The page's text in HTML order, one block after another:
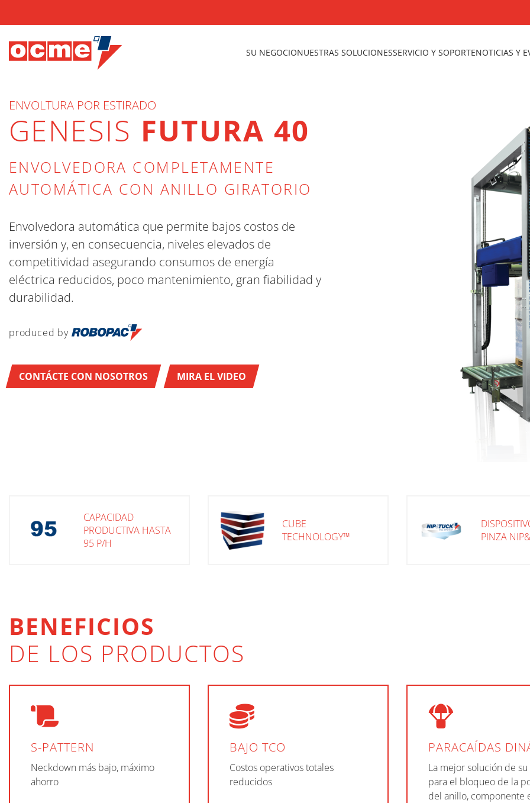
SU NEGOCIONUESTRAS SOLUCIONESSERVICIO Y SOPORTENOTICIAS Y
ENVOLTURA POR ESTIRADO
GENESIS FUTURA 40
ENVOLVEDORA COMPLETAMENTE
AUTOMÁTICA CON ANILLO GIRATORIO
Envolvedora automática que permite bajos costos de
inversión y, en consecuencia, niveles elevados de
competitividad asegurando consumos de energía
eléctrica reducidos, poco mantenimiento, gran fiabilidad y
durabilidad.
produced by
CONTÁCTE CON NOSOTROS MIRA EL VIDEO
CAPACIDAD
PRODUCTIVA HASTA
95 P/H
CUBE
TECHNOLOGY™
PINZA
BENEFICIOS
DE LOS PRODUCTOS
S-PATTERN
Neckdown más bajo, máximo
ahorro
BAJO TCO
Costos operativos totales
reducidos
PARACAÍDAS
La mejor solución de su
para el bloqueo de la
del anillo, componente